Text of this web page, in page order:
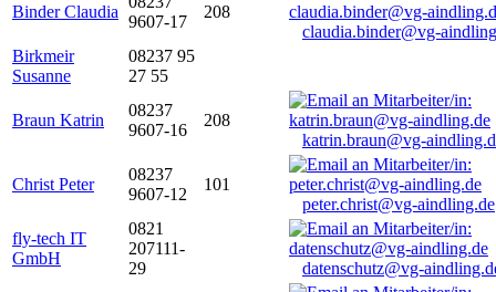
Binder Claudia
9607-17
208
claudia.binder@vg-
Birkmeir
Susanne
08237 95
27 55
Braun Katrin
08237
9607-16
208
katrin.braun@vg-
Christ Peter
08237
9607-12
101
peter.christ@vg-aindling.de
fly-tech IT
GmbH
0821
207111-
29
datenschutz@vg-